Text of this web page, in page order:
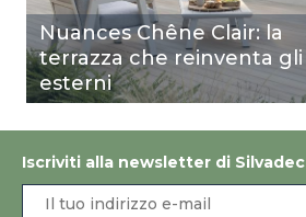
Nuances Chêne Clair: la
terrazza che reinventa gli
esterni
Iscriviti alla newsletter di Silvadec